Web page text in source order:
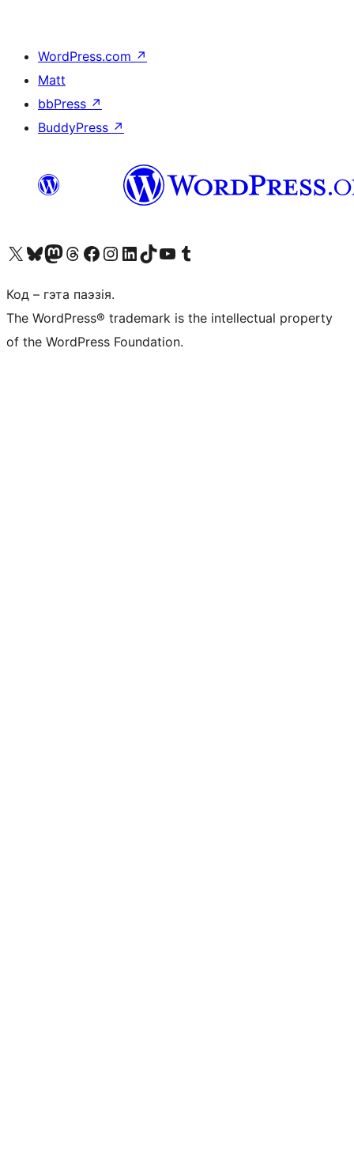
WordPress.com ↗
Matt
bbPress ↗
BuddyPress ↗
Наведайце наш акаўнт у X (былы Twitter)
Visit our Bluesky account
Visit our Mastodon account
Visit our Threads account
Наведаеце нашу старонку на Facebook
Наведайце наш Instagram
Наведайце нашу старонку ў LinkedIn
Visit our TikTok account
Наведайце наш YouTube каналVisit our Tumblr account
Код – гэта паэзія.
The WordPress® trademark is the intellectual property
of the WordPress Foundation.